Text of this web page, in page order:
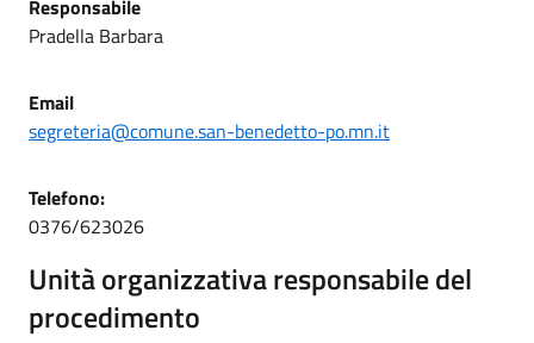
Responsabile
Pradella Barbara
Email
segreteria@comune.san-benedetto-po.mn.it
Telefono:
0376/623026
Unità organizzativa responsabile del
procedimento